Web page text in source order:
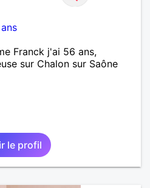
Franck j'ai 56 ans,
sur Chalon sur Saône
le profil